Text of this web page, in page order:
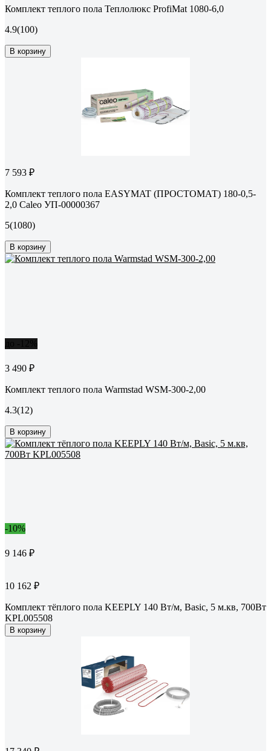
Комплект теплого пола Теплолюкс ProfiMat 1080-6,0
4.9(100)
В корзину
7 593 ₽
Комплект теплого пола EASYMAT (ПРОСТОМАТ) 180-0,5-
2,0 Caleo УП-00000367
5(1080)
В корзину
3 490 ₽
Комплект теплого пола Warmstad WSM-300-2,00
4.3(12)
В корзину
-10%
9 146 ₽
10 162 ₽
Комплект тёплого пола KEEPLY 140 Вт/м, Basic, 5 м.кв, 700Вт
KPL005508
В корзину